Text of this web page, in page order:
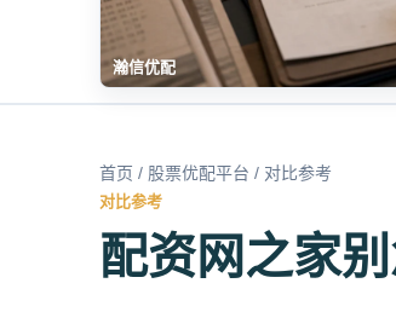
瀚信优配
首页 / 股票优配平台 / 对比参考
对比参考
配资网之家